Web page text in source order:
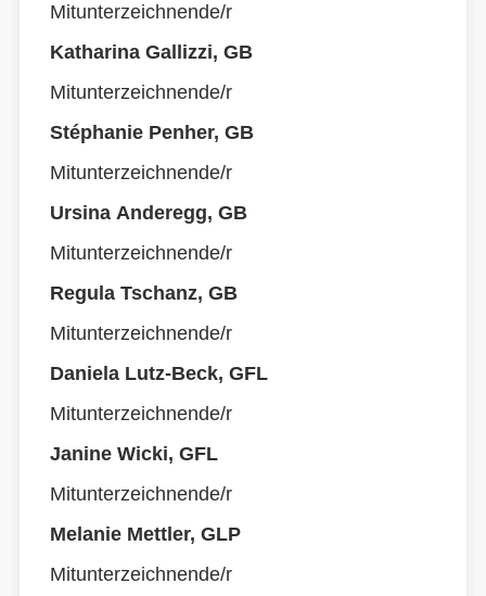
Mitunterzeichnende/r
Katharina Gallizzi, GB
Mitunterzeichnende/r
Stéphanie Penher, GB
Mitunterzeichnende/r
Ursina Anderegg, GB
Mitunterzeichnende/r
Regula Tschanz, GB
Mitunterzeichnende/r
Daniela Lutz-Beck, GFL
Mitunterzeichnende/r
Janine Wicki, GFL
Mitunterzeichnende/r
Melanie Mettler, GLP
Mitunterzeichnende/r